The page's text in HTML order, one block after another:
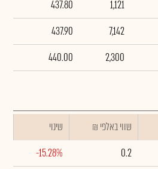
1,121
437.80
7,142
437.90
2,300
440.00
₪ שווי באלפי
שינוי
0.2
-15.28%